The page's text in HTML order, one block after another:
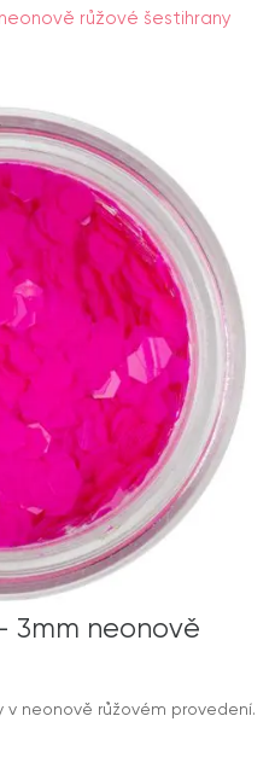
růžové šestihrany
3mm neonově
neonově růžovém provedení.